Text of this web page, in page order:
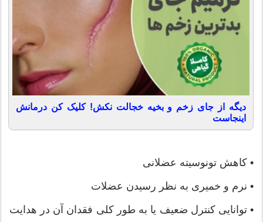
دیگه از جای زخم و بخیه خجالت نکش! کلیک کن درمانش
اینجاست
• کاهش تونوسیته عضلانی
• نرم و خمیری به نظر رسیدن عضلات
• توانایی کنترل ضعیف یا به طور کلی فقدان آن در هدایت